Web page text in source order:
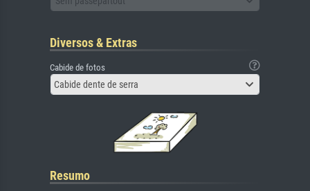
Diversos & Extras
Cabide de fotos
Cabide dente de serra
Resumo